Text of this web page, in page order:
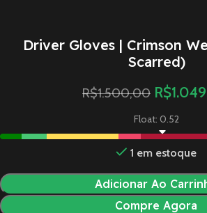
Driver Gloves | Crimson
Scarred)
R$1.500,00 R$
Float: 0.52
1 em estoque
Adicionar Ao
Compre Agora